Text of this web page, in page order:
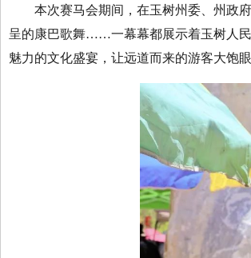
本次赛马会期间，在玉树州委、州政府
呈的康巴歌舞……一幕幕都展示着玉树人
魅力的文化盛宴，让远道而来的游客大饱眼